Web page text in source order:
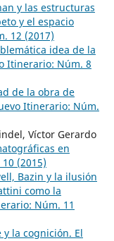
y las estructuras
y el espacio
12 (2017)
idea de la
Itinerario: Núm. 8
de la obra de
Itinerario: Núm.
Víctor Gerardo
en
(2015)
Bazin y la ilusión
como la
Núm. 11
y la cognición. El